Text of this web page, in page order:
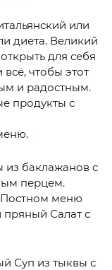
или
диета. Великий
для себя
чтобы этот
и радостным.
продукты с
из баклажанов с
перцем.
Постном меню
пряный Салат с
Суп из тыквы с